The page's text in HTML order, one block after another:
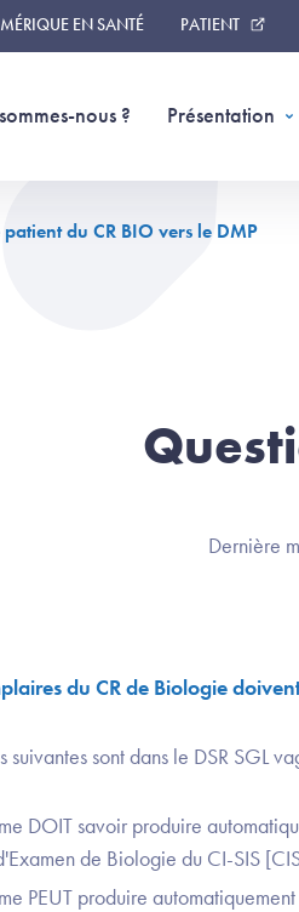
EN SANTÉ PATIENT
nous ? Présentation
du CR BIO vers le DMP
Dernière
du CR de Biologie
suivantes sont dans le DSR SGL
DOIT savoir produire
de Biologie du CI-SIS
PEUT produire